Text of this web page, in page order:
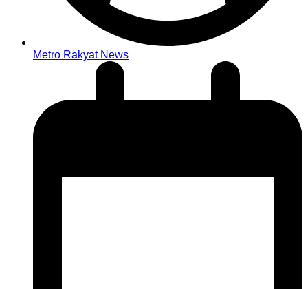
Metro Rakyat News